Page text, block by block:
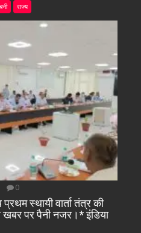
राज्य
0
स्थायी वार्ता तंत्र की
पर पैनी नजर।* इंडिया